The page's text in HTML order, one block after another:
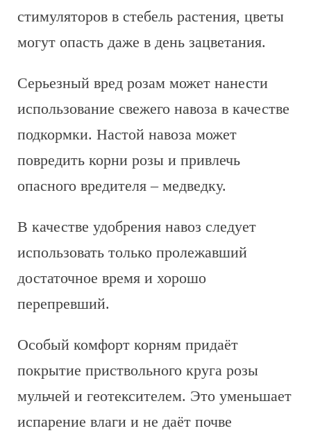
стимуляторов в стебель растения, цветы
могут опасть даже в день зацветания.
Серьезный вред розам может нанести
использование свежего навоза в качестве
подкормки. Настой навоза может
повредить корни розы и привлечь
опасного вредителя – медведку.
В качестве удобрения навоз следует
использовать только пролежавший
достаточное время и хорошо
перепревший.
Особый комфорт корням придаёт
покрытие приствольного круга розы
мульчей и геотексителем. Это уменьшает
испарение влаги и не даёт почве